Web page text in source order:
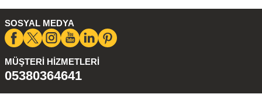
SOSYAL MEDYA
MÜŞTERI HIZMETLERI
05380364641